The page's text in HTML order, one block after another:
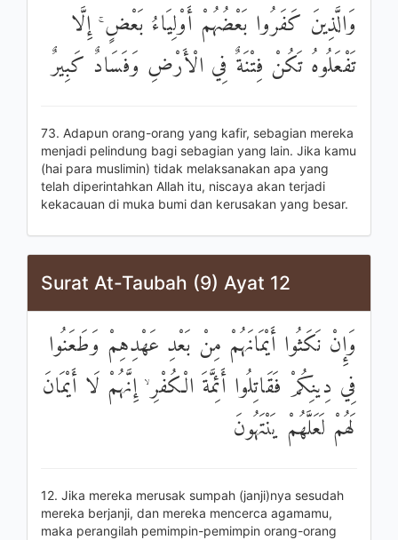
وَالَّذِينَ كَفَرُوا بَعْضُهُمْ أَوْلِيَاءُ بَعْضٍ ۚ إِلَّا
تَفْعَلُوهُ تَكُنْ فِتْنَةٌ فِي الْأَرْضِ وَفَسَادٌ كَبِيرٌ
73. Adapun orang-orang yang kafir, sebagian mereka
menjadi pelindung bagi sebagian yang lain. Jika kamu
(hai para muslimin) tidak melaksanakan apa yang
telah diperintahkan Allah itu, niscaya akan terjadi
kekacauan di muka bumi dan kerusakan yang besar.
Surat At-Taubah (9) Ayat 12
وَإِنْ نَكَثُوا أَيْمَانَهُمْ مِنْ بَعْدِ عَهْدِهِمْ وَطَعَنُوا
فِي دِينِكُمْ فَقَاتِلُوا أَئِمَّةَ الْكُفْرِ ۙ إِنَّهُمْ لَا أَيْمَانَ
لَهُمْ لَعَلَّهُمْ يَنْتَهُونَ
12. Jika mereka merusak sumpah (janji)nya sesudah
mereka berjanji, dan mereka mencerca agamamu,
maka perangilah pemimpin-pemimpin orang-orang